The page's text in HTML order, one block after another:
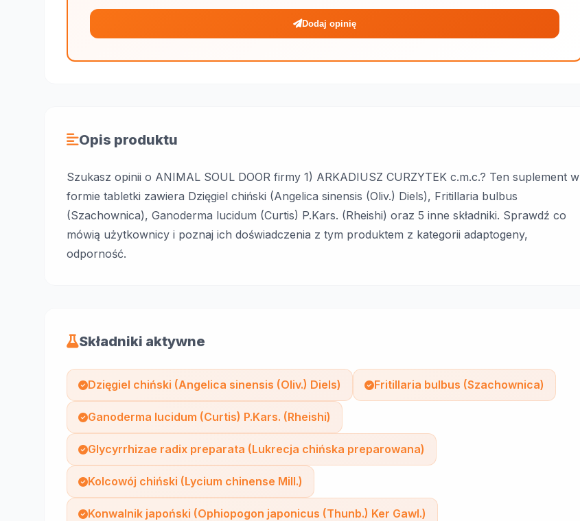
Dodaj opinię
Opis produktu
Szukasz opinii o ANIMAL SOUL DOOR firmy 1) ARKADIUSZ CURZYTEK c.m.c.? Ten suplement w
formie tabletki zawiera Dzięgiel chiński (Angelica sinensis (Oliv.) Diels), Fritillaria bulbus
(Szachownica), Ganoderma lucidum (Curtis) P.Kars. (Rheishi) oraz 5 inne składniki. Sprawdź co
mówią użytkownicy i poznaj ich doświadczenia z tym produktem z kategorii adaptogeny,
odporność.
Składniki aktywne
Dzięgiel chiński (Angelica sinensis (Oliv.) Diels) Fritillaria bulbus (Szachownica)
Ganoderma lucidum (Curtis) P.Kars. (Rheishi)
Glycyrrhizae radix preparata (Lukrecja chińska preparowana)
Kolcowój chiński (Lycium chinense Mill.)
Konwalnik japoński (Ophiopogon japonicus (Thunb.) Ker Gawl.)